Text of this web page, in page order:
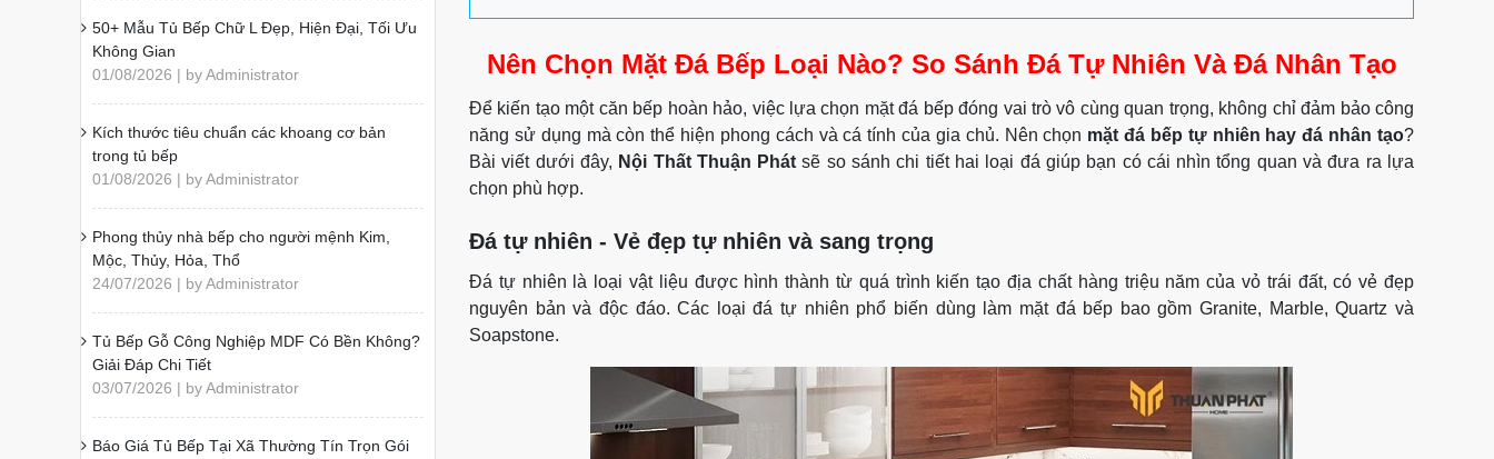
Nên Chọn Mặt Đá Bếp Loại Nào? So Sánh Đá Tự Nhiên Và Đá Nhân Tạo
Để kiến tạo một căn bếp hoàn hảo, việc lựa chọn mặt đá bếp đóng vai trò vô cùng quan trọng, không chỉ đảm bảo công
năng sử dụng mà còn thể hiện phong cách và cá tính của gia chủ. Nên chọn mặt đá bếp tự nhiên hay đá nhân tạo?
Bài viết dưới đây, Nội Thất Thuận Phát sẽ so sánh chi tiết hai loại đá giúp bạn có cái nhìn tổng quan và đưa ra lựa
chọn phù hợp.
Đá tự nhiên - Vẻ đẹp tự nhiên và sang trọng
Đá tự nhiên là loại vật liệu được hình thành từ quá trình kiến tạo địa chất hàng triệu năm của vỏ trái đất, có vẻ đẹp
nguyên bản và độc đáo. Các loại đá tự nhiên phổ biến dùng làm mặt đá bếp bao gồm Granite, Marble, Quartz và
Soapstone.
50+ Mẫu Tủ Bếp Chữ L Đẹp, Hiện Đại, Tối Ưu
Không Gian
01/08/2026 | by Administrator
Kích thước tiêu chuẩn các khoang cơ bản
trong tủ bếp
01/08/2026 | by Administrator
Phong thủy nhà bếp cho người mệnh Kim,
Mộc, Thủy, Hỏa, Thổ
24/07/2026 | by Administrator
Tủ Bếp Gỗ Công Nghiệp MDF Có Bền Không?
Giải Đáp Chi Tiết
03/07/2026 | by Administrator
Báo Giá Tủ Bếp Tại Xã Thường Tín Trọn Gói